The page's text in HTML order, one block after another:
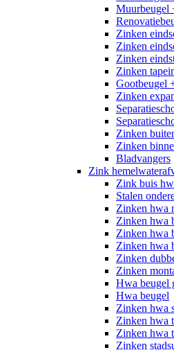
Muurbeugel
Zinken
Zinken
Zinken
Zinken
Gootbeugel
Zinken
Zinken
Zinken
Bladvangers
Zink
Zink buis
Stalen
Zinken hwa
Zinken hwa
Zinken hwa
Zinken hwa
Zinken
Zinken
Hwa beugel
Hwa beugel
Zinken hwa
Zinken hwa
Zinken hwa
Zinken